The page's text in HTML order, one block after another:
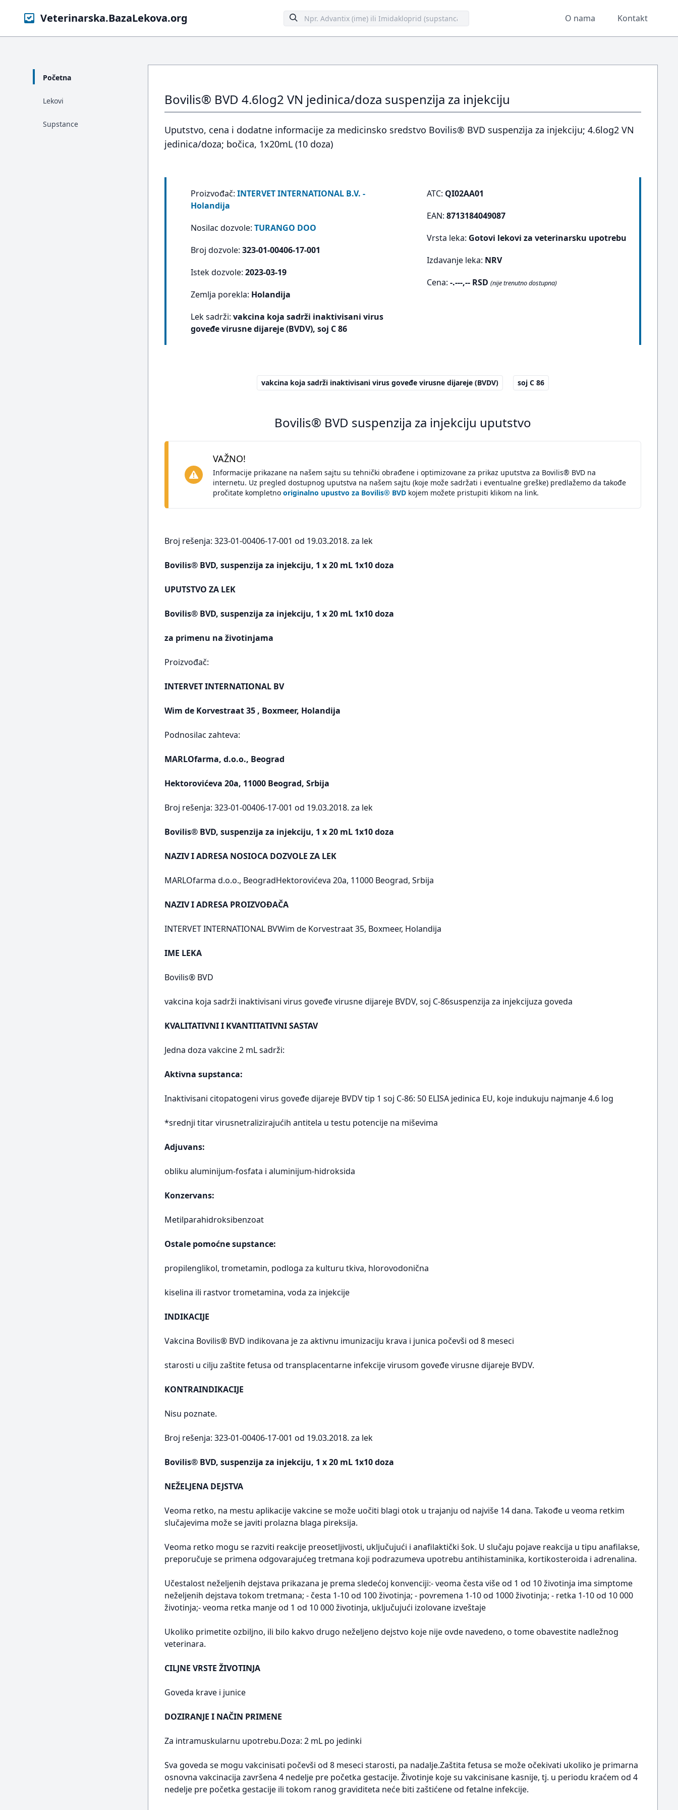
Veterinarska.BazaLekova.org O nama Kontakt
Početna
Lekovi
Supstance
Bovilis® BVD 4.6log2 VN jedinica/doza suspenzija za injekciju
Uputstvo, cena i dodatne informacije za medicinsko sredstvo Bovilis® BVD suspenzija za injekciju; 4.6log2 VN
jedinica/doza; bočica, 1x20mL (10 doza)
Proizvođač: INTERVET INTERNATIONAL B.V. -
Holandija
Nosilac dozvole: TURANGO DOO
Broj dozvole: 323-01-00406-17-001
Istek dozvole: 2023-03-19
Zemlja porekla: Holandija
Lek sadrži: vakcina koja sadrži inaktivisani virus
goveđe virusne dijareje (BVDV), soj C 86
ATC: QI02AA01
EAN:8713184049087
Vrsta leka: Gotovi lekovi za veterinarsku upotrebu
Izdavanje leka: NRV
Cena:-.---,-- RSD (nije trenutno dostupna)
vakcina koja sadrži inaktivisani virus goveđe virusne dijareje (BVDV) soj C 86
Bovilis® BVD suspenzija za injekciju uputstvo
VAŽNO!
Informacije prikazane na našem sajtu su tehnički obrađene i optimizovane za prikaz uputstva za Bovilis® BVD na
internetu. Uz pregled dostupnog uputstva na našem sajtu (koje može sadržati i eventualne greške) predlažemo da takođe
pročitate kompletno originalno upustvo za Bovilis® BVDkojem možete pristupiti klikom na link.
Broj rešenja: 323-01-00406-17-001 od 19.03.2018. za lek
Bovilis® BVD, suspenzija za injekciju, 1 x 20 mL 1x10 doza
UPUTSTVO ZA LEK
Bovilis® BVD, suspenzija za injekciju, 1 x 20 mL 1x10 doza
za primenu na životinjama
Proizvođač:
INTERVET INTERNATIONAL BV
Wim de Korvestraat 35 , Boxmeer, Holandija
Podnosilac zahteva:
MARLOfarma, d.o.o., Beograd
Hektorovićeva 20a, 11000 Beograd, Srbija
Broj rešenja: 323-01-00406-17-001 od 19.03.2018. za lek
Bovilis® BVD, suspenzija za injekciju, 1 x 20 mL 1x10 doza
NAZIV I ADRESA NOSIOCA DOZVOLE ZA LEK
MARLOfarma d.o.o., BeogradHektorovićeva 20a, 11000 Beograd, Srbija
NAZIV I ADRESA PROIZVOĐAČA
INTERVET INTERNATIONAL BVWim de Korvestraat 35, Boxmeer, Holandija
IME LEKA
Bovilis® BVD
vakcina koja sadrži inaktivisani virus goveđe virusne dijareje BVDV, soj C-86suspenzija za injekcijuza goveda
KVALITATIVNI I KVANTITATIVNI SASTAV
Jedna doza vakcine 2 mL sadrži:
Aktivna supstanca:
Inaktivisani citopatogeni virus goveđe dijareje BVDV tip 1 soj C-86: 50 ELISA jedinica EU, koje indukuju najmanje 4.6 log
*srednji titar virusnetralizirajućih antitela u testu potencije na miševima
Adjuvans:
obliku aluminijum-fosfata i aluminijum-hidroksida
Konzervans:
Metilparahidroksibenzoat
Ostale pomoćne supstance:
propilenglikol, trometamin, podloga za kulturu tkiva, hlorovodonična
kiselina ili rastvor trometamina, voda za injekcije
INDIKACIJE
Vakcina Bovilis® BVD indikovana je za aktivnu imunizaciju krava i junica počevši od 8 meseci
starosti u cilju zaštite fetusa od transplacentarne infekcije virusom goveđe virusne dijareje BVDV.
KONTRAINDIKACIJE
Nisu poznate.
Broj rešenja: 323-01-00406-17-001 od 19.03.2018. za lek
Bovilis® BVD, suspenzija za injekciju, 1 x 20 mL 1x10 doza
NEŽELJENA DEJSTVA
Veoma retko, na mestu aplikacije vakcine se može uočiti blagi otok u trajanju od najviše 14 dana. Takođe u veoma retkim
slučajevima može se javiti prolazna blaga pireksija.
Veoma retko mogu se razviti reakcije preosetljivosti, uključujući i anafilaktički šok. U slučaju pojave reakcija u tipu anafilakse,
preporučuje se primena odgovarajućeg tretmana koji podrazumeva upotrebu antihistaminika, kortikosteroida i adrenalina.
Učestalost neželjenih dejstava prikazana je prema sledećoj konvenciji:- veoma česta više od 1 od 10 životinja ima simptome
neželjenih dejstava tokom tretmana; - česta 1-10 od 100 životinja; - povremena 1-10 od 1000 životinja; - retka 1-10 od 10 000
životinja;- veoma retka manje od 1 od 10 000 životinja, uključujući izolovane izveštaje
Ukoliko primetite ozbiljno, ili bilo kakvo drugo neželjeno dejstvo koje nije ovde navedeno, o tome obavestite nadležnog
veterinara.
CILJNE VRSTE ŽIVOTINJA
Goveda krave i junice
DOZIRANJE I NAČIN PRIMENE
Za intramuskularnu upotrebu.Doza: 2 mL po jedinki
Sva goveda se mogu vakcinisati počevši od 8 meseci starosti, pa nadalje.Zaštita fetusa se može očekivati ukoliko je primarna
osnovna vakcinacija završena 4 nedelje pre početka gestacije. Životinje koje su vakcinisane kasnije, tj. u periodu kraćem od 4
nedelje pre početka gestacije ili tokom ranog graviditeta neće biti zaštićene od fetalne infekcije.